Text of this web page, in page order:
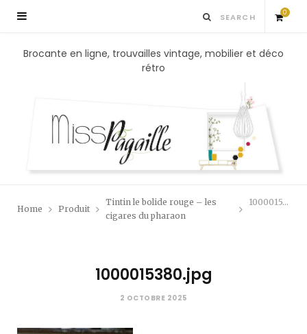
0
S
p
Brocante en ligne, trouvailles vintage, mobilier et déco
rétro
Home Produit
Tintin le bolide rouge – les
cigares du pharaon
1000015380.jpg
1000015380.jpg
2 OCTOBRE 2025